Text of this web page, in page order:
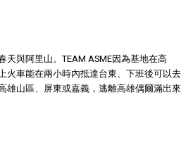
天與阿里山。TEAM ASME因為基地在高
火車能在兩小時內抵達台東、下班後可以去
雄山區、屏東或嘉義，逃離高雄偶爾滿出來